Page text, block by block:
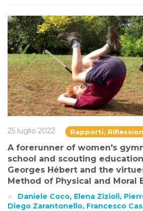
25 luglio 2022 Rapporti,
A forerunner of women's
school and scouting
Georges Hébert and the
Method of Physical and Moral
Daniele Coco, Elena Zizioli,
Diego Zarantonello, Francesco